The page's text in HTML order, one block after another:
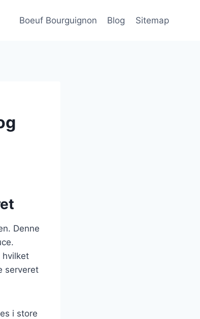
Boeuf Bourguignon Blog Sitemap
Denne
hvilket
serveret
i store